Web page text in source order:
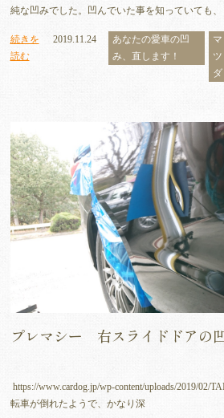
純な凹みでした。凹んでいた事を知っていても
続きを
読む
2019.11.24
あなたの愛車の凹
み、直します！
マ
ツ
ダ
プレマシー 右スライドドアの
https://www.cardog.jp/wp-content/uploads/2019/02/
転車が倒れたようで、かなり深